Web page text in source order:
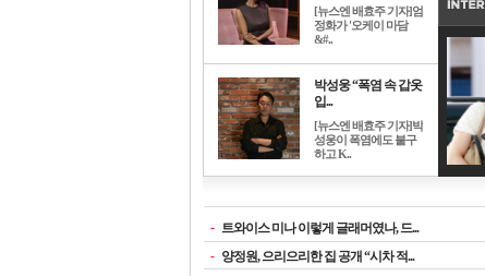
[뉴스엔 배효주 기자]엄
정화가 '오케이 마담
&#..
박성웅 “폭염 속 갑옷
입...
[뉴스엔 배효주 기자]박
성웅이 폭염에도 불구
하고 K..
- 트와이스 미나 이렇게 글래머였나, 드...
- 양정원, 으리으리한 집 공개 “시차 적...